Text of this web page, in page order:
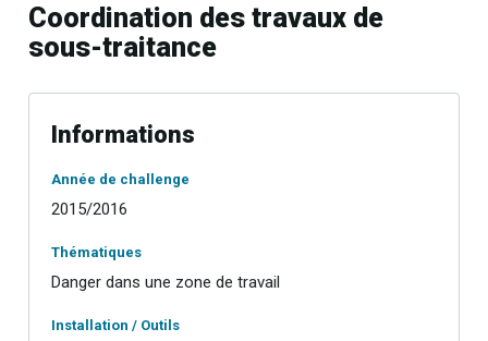
Coordination des travaux de
sous-traitance
Informations
Année de challenge
2015/2016
Thématiques
Danger dans une zone de travail
Installation / Outils